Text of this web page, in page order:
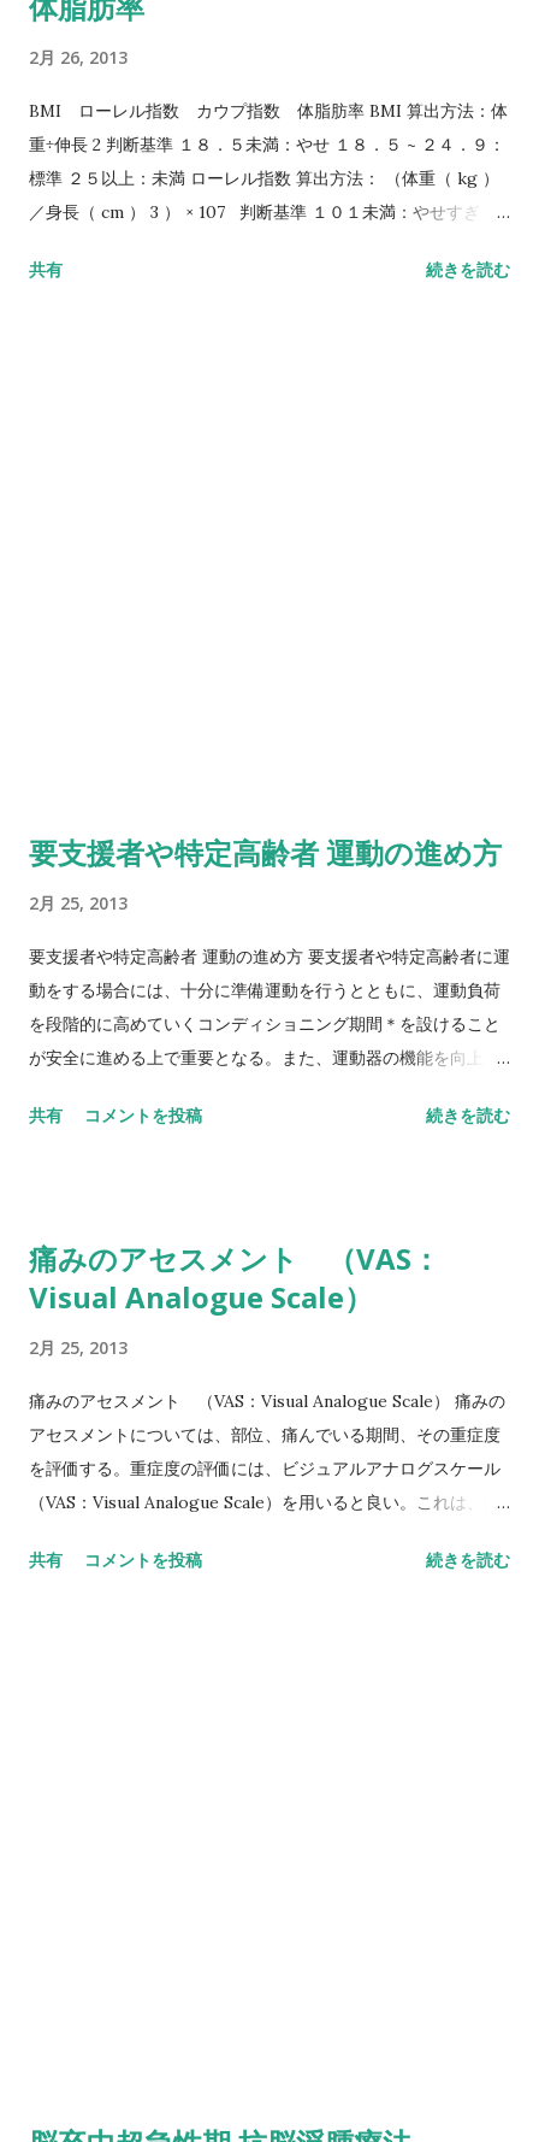
2月 26, 2013
BMI ローレル指数 カウプ指数 体脂肪率 BMI 算出方法：体
重÷伸長 2 判断基準 １８．５未満：やせ １８．５ ~ ２４．９：
標準 ２５以上：未満 ローレル指数 算出方法： （体重（ kg ）
／身長（ cm ） 3 ） × 107 判断基準 １０１未満：やせすぎ １
ふとっている １６０以上：ふとりすぎ カウプ指数 算出方法： (
共有 続きを読む
要支援者や特定高齢者 運動の進め方
2月 25, 2013
要支援者や特定高齢者 運動の進め方 要支援者や特定高齢者に運
動をする場合には、十分に準備運動を行うとともに、運動負荷
を段階的に高めていくコンディショニング期間＊を設けること
が安全に進める上で重要となる。また、運動器の機能を向上さ
共有 コメントを投稿 続きを読む
痛みのアセスメント （VAS：
Visual Analogue Scale）
2月 25, 2013
痛みのアセスメント （VAS：Visual Analogue Scale） 痛みの
アセスメントについては、部位、痛んでいる期間、その重症度
を評価する。重症度の評価には、ビジュアルアナログスケール
（VAS：Visual Analogue Scale）を用いると良い。これは、白
これまで想...
共有 コメントを投稿 続きを読む